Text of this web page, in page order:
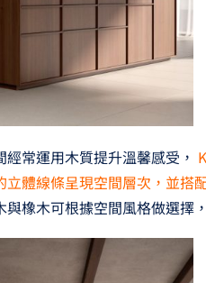
常運用木質提升溫馨感受，
立體線條呈現空間層次，並搭
與橡木可根據空間風格做選擇